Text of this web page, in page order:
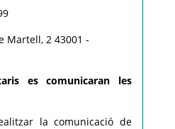
Martell, 2 43001 -
es comunicaran les
la comunicació de